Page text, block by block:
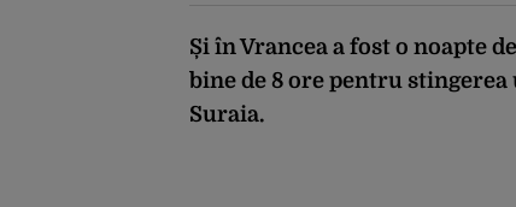
și materiale
pirotehnice
Și în Vrancea a fost o noapte
bine de 8 ore pentru
Suraia.